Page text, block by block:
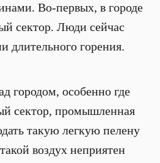
Во-первых, в городе
сектор. Люди сейчас
длительного горения.
городом, особенно где
сектор, промышленная
такую легкую пелену
воздух неприятен